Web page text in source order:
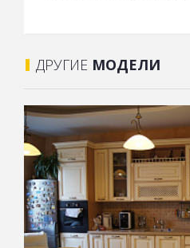
ДРУГИЕ МОДЕЛИ